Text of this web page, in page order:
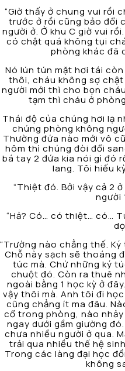
“Giờ thấy ở chung vui rồi
trước ở rồi cũng bảo đổi
người ở. Ở khu C giờ vui
có chật quá không tụi
phòng khác đã
Nó lún tún mặt hơi tái
thôi, cháu không sợ chật
người mới thì cho bọn
tạm thì cháu ở
Thái độ của chúng hơi lạ
chúng phòng không
Thường đứa nào mới vô
hôm thì chúng đòi đổi
bá tay 2 đứa kia nói gì đó
lang. Tôi hiếu
“Thiệt đó. Bởi vậy cả 2
người
“Hả? Có… có thiệt… có…
“Trường nào chẳng thế.
Chỗ này sạch sẽ thoáng
túc mà. Chứ những ký
chuột đó. Còn ra thuê
ngoài bằng 1 học kỳ ở
vậy thôi mà. Anh tôi đi
cũng chẳng ít ma đâu.
cổ trong phòng, nào
ngay dưới gầm giường
chưa nhiều người ở qua.
trải qua nhiều thế hệ
Trong các làng đại học
không